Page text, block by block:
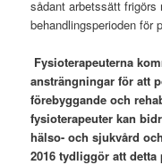
sådant arbetssätt frigörs
behandlingsperioden för
Fysioterapeuterna
ansträngningar för att
förebyggande och
fysioterapeuter kan
hälso- och sjukvård
2016 tydliggör att